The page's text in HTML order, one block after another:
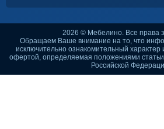
2026 © Мебелино. Все права
Обращаем Ваше внимание на то, что
исключительно ознакомительный характер
офертой, определяемая положениями статьи
Российской